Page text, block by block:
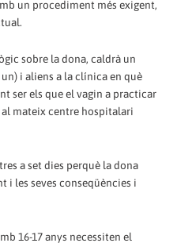
un procediment més exigent,
sobre la dona, caldrà un
i aliens a la clínica en què
ser els que el vagin a practicar
mateix centre hospitalari
a set dies perquè la dona
i les seves conseqüències i
16-17 anys necessiten el